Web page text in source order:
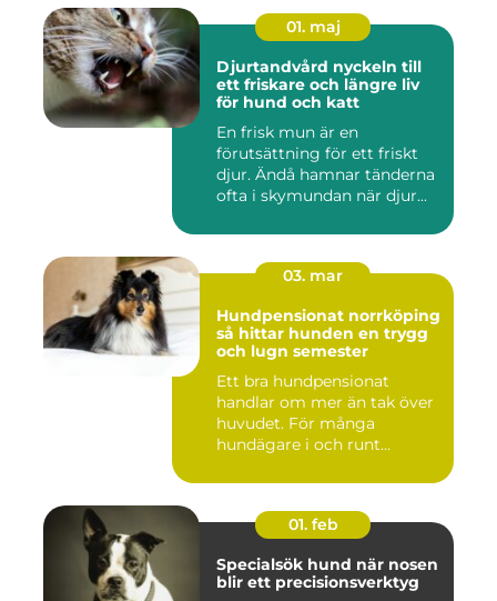
01. maj
Djurtandvård nyckeln till
ett friskare och längre liv
för hund och katt
En frisk mun är en
förutsättning för ett friskt
djur. Ändå hamnar tänderna
ofta i skymundan när djur...
03. mar
Hundpensionat norrköping
så hittar hunden en trygg
och lugn semester
Ett bra hundpensionat
handlar om mer än tak över
huvudet. För många
hundägare i och runt
01. feb
Specialsök hund när nosen
blir ett precisionsverktyg